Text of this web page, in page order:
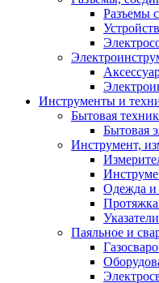
Разъемы
Инструменты и
Бытовая
Бытовая
Инструмент,
Одежда
Протяжка
Паяльное и